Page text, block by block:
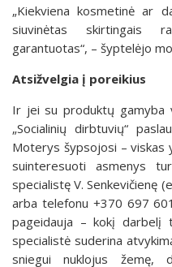
„Kiekviena kosmetinė ar
siuvinėtas skirtingais
garantuotas“, – šyptelėjo
Atsižvelgia į poreikius
Ir jei su produktų gamyba
„Socialinių dirbtuvių“
Moterys šypsojosi – viskas
suinteresuoti asmenys
specialistę V. Senkevičienę
arba telefonu +370 697
pageidauja – kokį
specialistė suderina
sniegui nuklojus